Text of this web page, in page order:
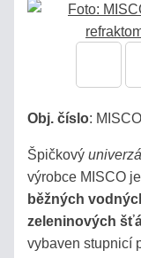
Obj. číslo:
Špičkový
výrobce MISCO je
běžných
zeleninových
vybaven stupnicí